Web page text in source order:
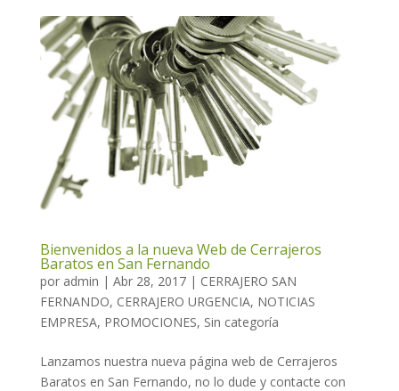
Bienvenidos a la nueva Web de Cerrajeros
Baratos en San Fernando
por admin | Abr 28, 2017| CERRAJERO SAN
FERNANDO, CERRAJERO URGENCIA, NOTICIAS
EMPRESA, PROMOCIONES, Sin categoría
Lanzamos nuestra nueva página web de Cerrajeros
Baratos en San Fernando, no lo dude y contacte con